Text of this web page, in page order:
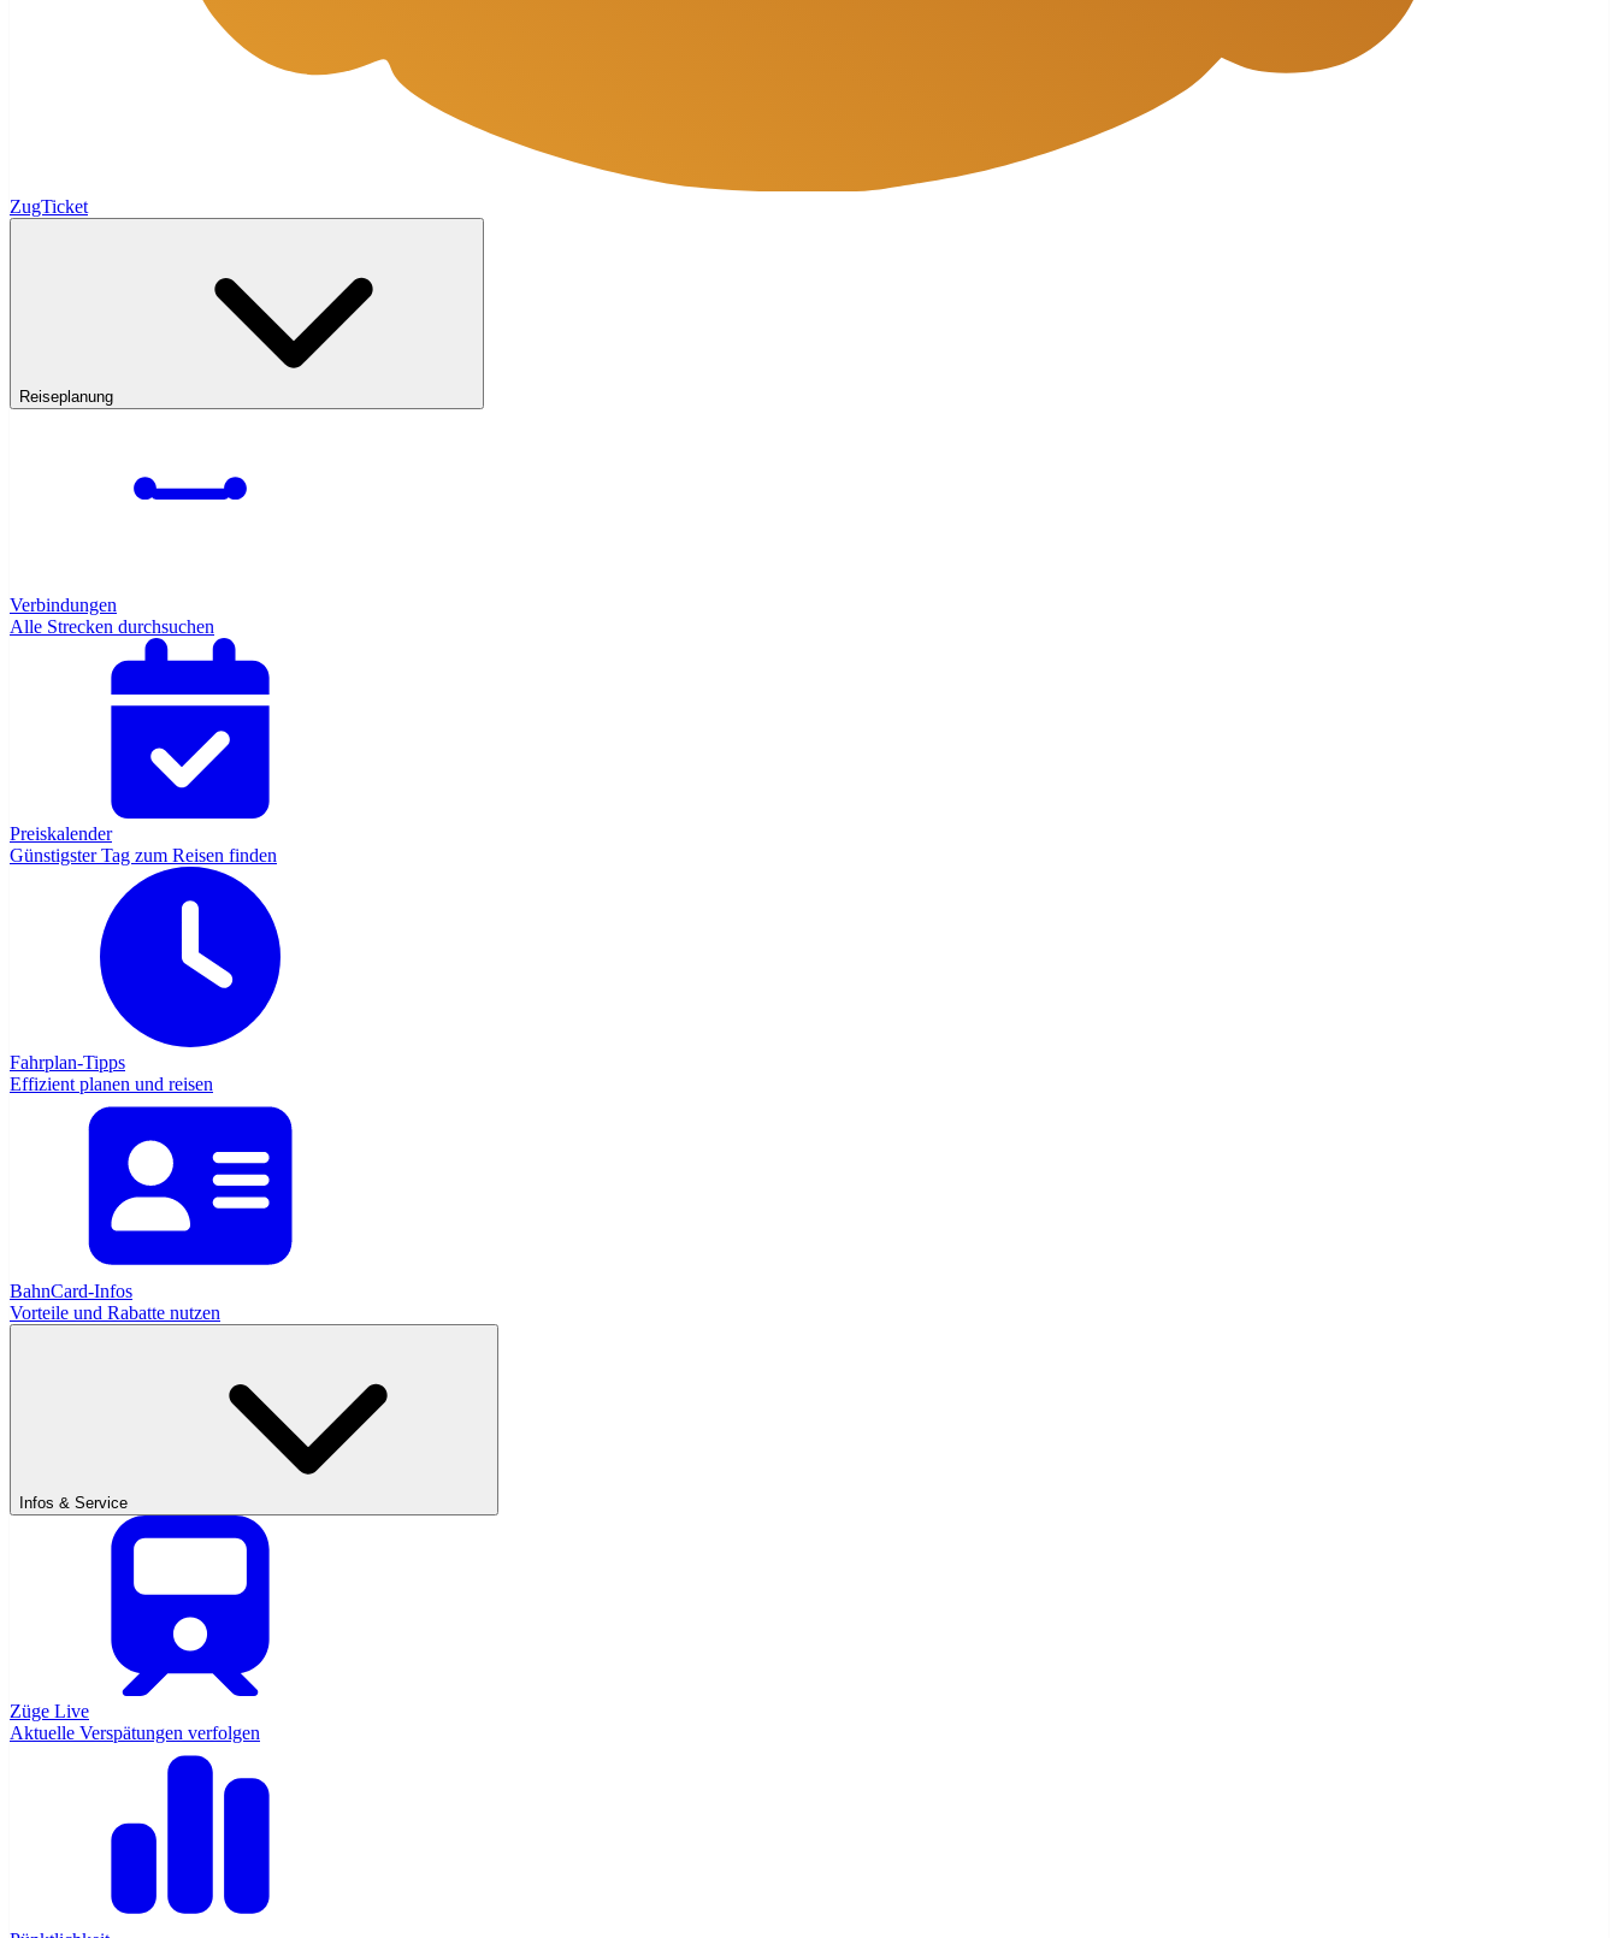
ZugTicket
Reiseplanung
Verbindungen
Alle Strecken durchsuchen
Preiskalender
Günstigster Tag zum Reisen finden
Fahrplan-Tipps
Effizient planen und reisen
BahnCard-Infos
Vorteile und Rabatte nutzen
Infos & Service
Züge Live
Aktuelle Verspätungen verfolgen